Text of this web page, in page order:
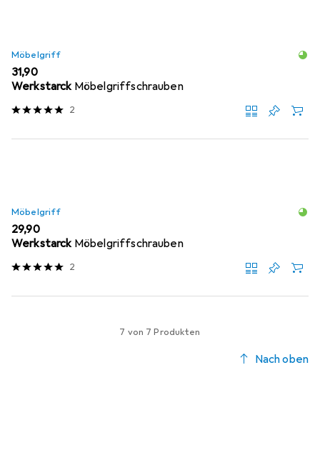
Möbelgriff
EUR
31,90
Werkstarck Möbelgriffschrauben
2
Möbelgriff
EUR
29,90
Werkstarck Möbelgriffschrauben
2
7 von 7 Produkten
Nach oben